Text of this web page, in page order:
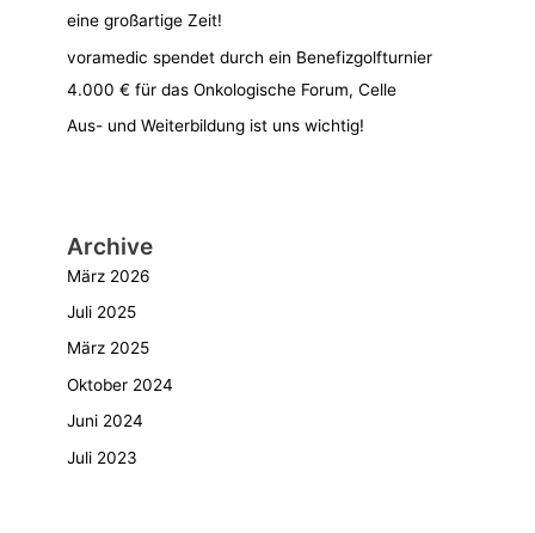
eine großartige Zeit!
voramedic spendet durch ein Benefizgolfturnier
4.000 € für das Onkologische Forum, Celle
Aus- und Weiterbildung ist uns wichtig!
Archive
März 2026
Juli 2025
März 2025
Oktober 2024
Juni 2024
Juli 2023